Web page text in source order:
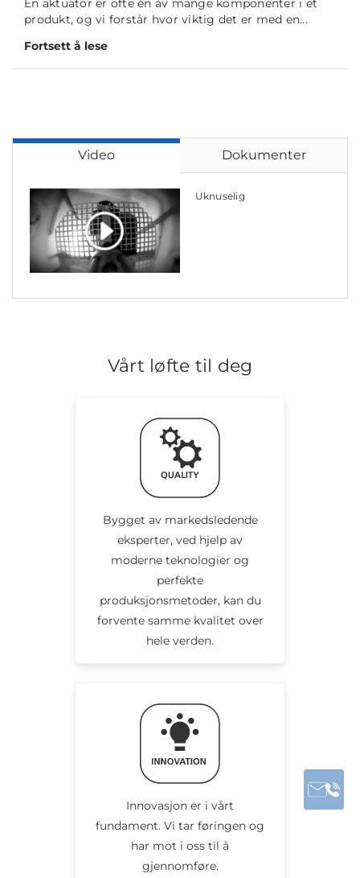
produkt, og vi forstår hvor viktig det er med en...
Fortsett å lese
Video Dokumenter
Uknuselig
Vårt løfte til deg
Bygget av markedsledende
eksperter, ved hjelp av
moderne teknologier og
perfekte
produksjonsmetoder, kan du
forvente samme kvalitet over
hele verden.
Innovasjon er i vårt
fundament. Vi tar føringen og
har mot i oss til å
gjennomføre.